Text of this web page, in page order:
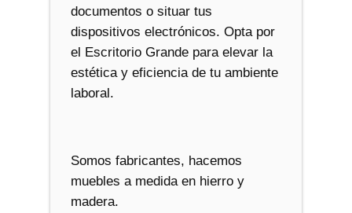
documentos o situar tus
dispositivos electrónicos. Opta por
el Escritorio Grande para elevar la
estética y eficiencia de tu ambiente
laboral.
Somos fabricantes, hacemos
muebles a medida en hierro y
madera.